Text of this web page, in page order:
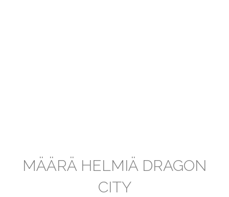
MÄÄRÄ HELMIÄ DRAGON
CITY